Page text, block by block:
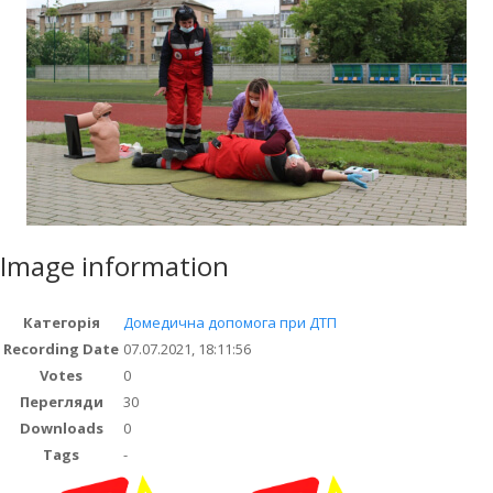
Image information
Категорія
Домедична допомога при ДТП
Recording Date 07.07.2021, 18:11:56
Votes
0
Перегляди
30
Downloads
0
Tags
-